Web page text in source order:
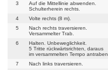
3
Auf die Mittellinie abwenden.
Schulterherein rechts.
4
Volte rechts (8 m).
5
Nach rechts traversieren.
Versammelter Trab.
6
Halten. Unbeweglichkeit.
5 Tritte rückwärtsrichten, daraus
im versammelten Tempo antraben.
7
Nach links traversieren.